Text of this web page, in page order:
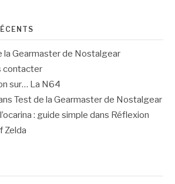
la Gearmaster de Nostalgear
contacter
sur… La N64
Test de la Gearmaster de Nostalgear
: guide simple dans Réflexion
Zelda